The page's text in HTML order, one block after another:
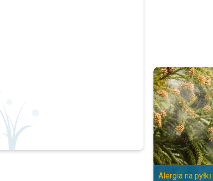
Jak mierzy się
Alergia na pyłki